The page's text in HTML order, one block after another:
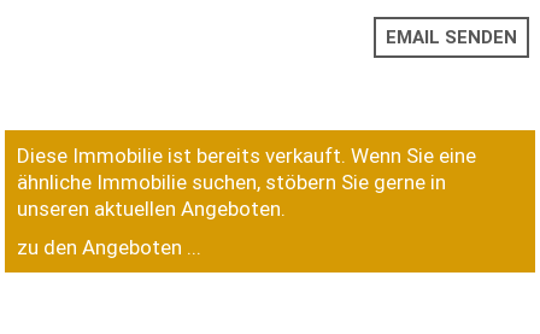
EMAIL SENDEN
Diese Immobilie ist bereits verkauft. Wenn Sie eine
ähnliche Immobilie suchen, stöbern Sie gerne in
unseren aktuellen Angeboten.
zu den Angeboten ...